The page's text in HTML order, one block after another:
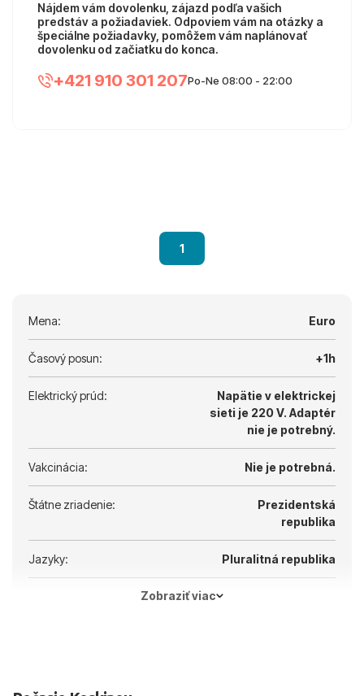
Nájdem vám dovolenku, zájazd podľa vašich
predstáv a požiadaviek. Odpoviem vám na otázky a
špeciálne požiadavky, pomôžem vám naplánovať
dovolenku od začiatku do konca.
+421 910 301 207Po-Ne 08:00 - 22:00
1
Mena: Euro
Časový posun: +1h
Elektrický prúd:
Napätie v elektrickej
sieti je 220 V. Adaptér
nie je potrebný.
Vakcinácia: Nie je potrebná.
Štátne zriadenie:
Prezidentská
republika
Jazyky: Pluralitná republika
Zobraziť viac